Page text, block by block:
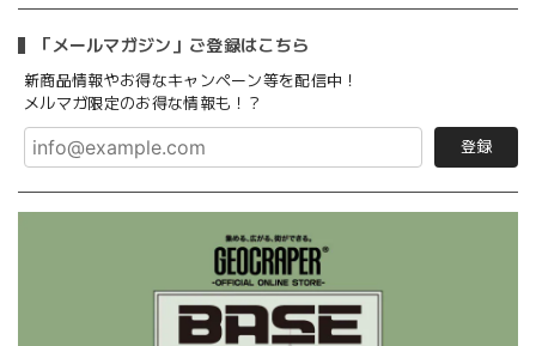
「メールマガジン」ご登録はこちら
新商品情報やお得なキャンペーン等を配信中！
メルマガ限定のお得な情報も！？
登録